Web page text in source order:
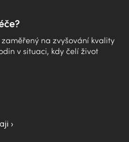
na zvyšování kvality
v situaci, kdy čelí život